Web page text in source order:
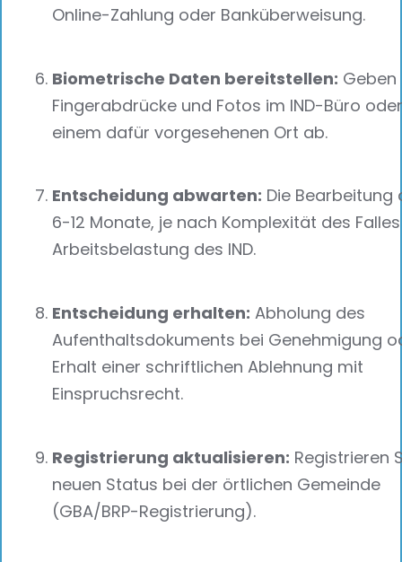
Online-Zahlung oder Banküberweisung.
Biometrische Daten bereitstellen: Geben
Fingerabdrücke und Fotos im IND-Büro
einem dafür vorgesehenen Ort ab.
Entscheidung abwarten: Die Bearbeitung
6-12 Monate, je nach Komplexität des
Arbeitsbelastung des IND.
Entscheidung erhalten: Abholung des
Aufenthaltsdokuments bei Genehmigung
Erhalt einer schriftlichen Ablehnung mit
Einspruchsrecht.
Registrierung aktualisieren: Registrieren
neuen Status bei der örtlichen Gemeinde
(GBA/BRP-Registrierung).